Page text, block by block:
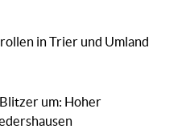
in Trier und Umland
um: Hoher